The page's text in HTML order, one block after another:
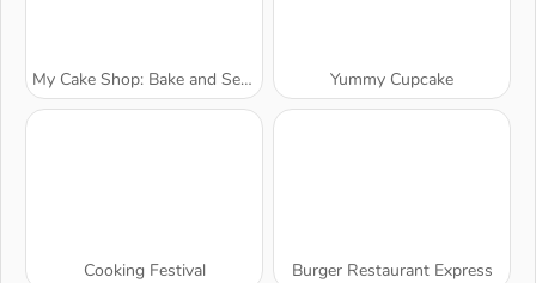
My Cake Shop: Bake and Serve Yummy Cupcake
Cooking Festival Burger Restaurant Express